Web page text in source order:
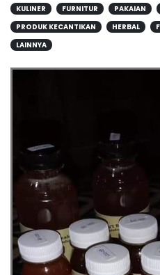
KULINER FURNITUR PAKAIAN
PRODUK KECANTIKAN
HERBAL
LAINNYA